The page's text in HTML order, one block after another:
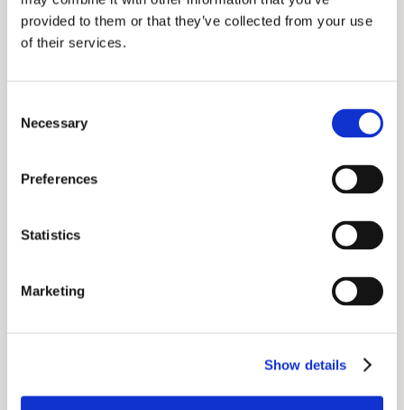
provided to them or that they’ve collected from your use
of their services.
Selection
Necessary
Preferences
Statistics
Marketing
Show details
Blut von selbst auf den Kreis fallen. Falls das Blut den
Kreis nicht komplett bedeckt, lassen Sie sofort noch
mindestens 10 Minuten
Position liegen, damit die Proben gut trocknen.